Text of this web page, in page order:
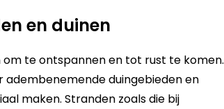
en duinen
te ontspannen en tot rust te komen.
duingebieden en
maken. Stranden zoals die bij